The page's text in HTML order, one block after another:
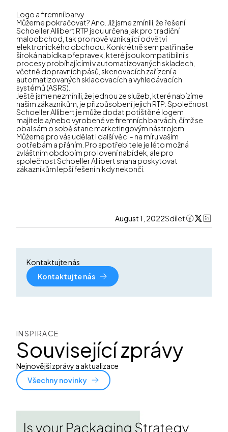
Logo a firemní barvy
Můžeme pokračovat? Ano. Již jsme zmínili, že řešení
Schoeller Allibert RTP jsou určena jak pro tradiční
maloobchod, tak pro nově vznikající odvětví
elektronického obchodu. Konkrétně sem patří naše
široká nabídka přepravek, které jsou kompatibilní s
procesy probíhajícími v automatizovaných skladech,
včetně dopravních pásů, skenovacích zařízení a
automatizovaných skladovacích a vyhledávacích
systémů (ASRS).
Ještě jsme nezmínili, že jednou ze služeb, které nabízíme
našim zákazníkům, je přizpůsobení jejich RTP: Společnost
Schoeller Allibert je může dodat potištěné logem
majitele a/nebo vyrobené ve firemních barvách, čímž se
obal sám o sobě stane marketingovým nástrojem.
Můžeme pro vás udělat i další věci - na míru vašim
potřebám a přáním. Pro spotřebitele je léto možná
zvláštním obdobím pro lovení nabídek, ale pro
společnost Schoeller Allibert snaha poskytovat
zákazníkům lepší řešení nikdy nekončí.
August 1, 2022Sdílet
Kontaktujte nás
Kontaktujte nás
INSPIRACE
Související zprávy
Nejnovější zprávy a aktualizace
Všechny novinky